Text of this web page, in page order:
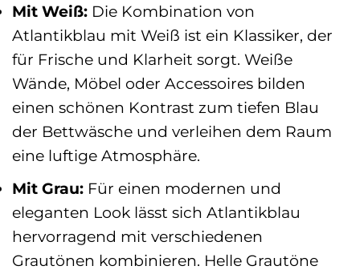
Mit Weiß: Die Kombination von
Atlantikblau mit Weiß ist ein Klassiker, der
für Frische und Klarheit sorgt. Weiße
Wände, Möbel oder Accessoires bilden
einen schönen Kontrast zum tiefen Blau
der Bettwäsche und verleihen dem Raum
eine luftige Atmosphäre.
Mit Grau: Für einen modernen und
eleganten Look lässt sich Atlantikblau
hervorragend mit verschiedenen
Grautönen kombinieren. Helle Grautöne